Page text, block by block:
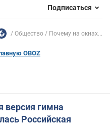
Подписаться
Общество Почему на окнах...
OBOZ
версия гимна
Российская